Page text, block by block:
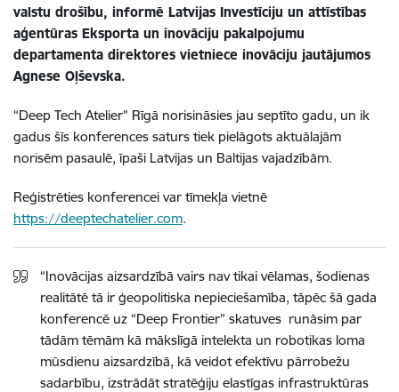
valstu drošību, informē Latvijas Investīciju un attīstības
aģentūras Eksporta un inovāciju pakalpojumu
departamenta direktores vietniece inovāciju jautājumos
Agnese Oļševska.
“Deep Tech Atelier” Rīgā norisināsies jau septīto gadu, un ik
gadus šīs konferences saturs tiek pielāgots aktuālajām
norisēm pasaulē,īpaši Latvijas un Baltijas vajadzībām.
Reģistrēties konferencei var tīmekļa vietnē
https://deeptechatelier.com.
“Inovācijas aizsardzībā vairs nav tikai vēlamas, šodienas
realitātē tā ir ģeopolitiska nepieciešamība, tāpēc šā gada
konferencē uz “Deep Frontier” skatuves runāsim par
tādām tēmām kā mākslīgā intelekta un robotikas loma
mūsdienu aizsardzībā, kā veidot efektīvu pārrobežu
sadarbību, izstrādāt stratēģiju elastīgas infrastruktūras